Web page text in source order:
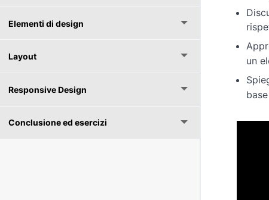
Elementi di design
Layout
Responsive Design
Conclusione ed esercizi
un